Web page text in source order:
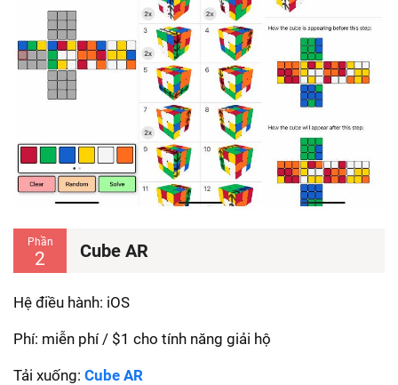
Phần
2 Cube AR
Hệ điều hành: iOS
Phí: miễn phí / $1 cho tính năng giải hộ
Tải xuống: Cube AR